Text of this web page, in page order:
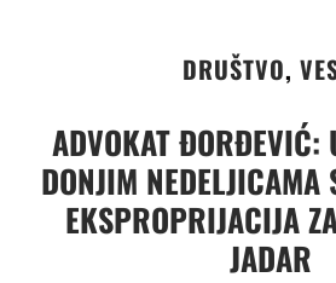
DRUŠTVO,
ADVOKAT ĐORĐEVIĆ:
DONJIM NEDELJICAMA
EKSPROPRIJACIJA
JADAR